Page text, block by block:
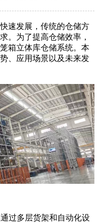
速发展，传统的仓储方
。为了提高仓储效率，
箱立体库仓储系统。本
、应用场景以及未来发
过多层货架和自动化设